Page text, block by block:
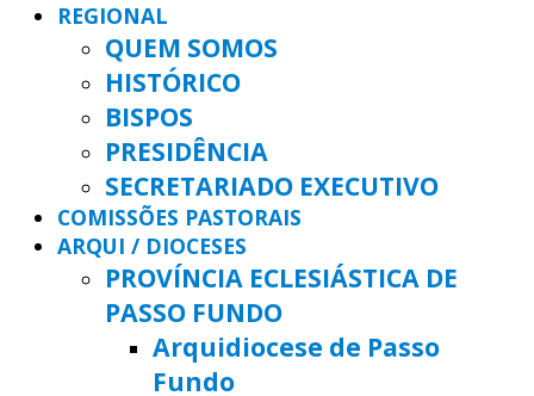
REGIONAL
QUEM SOMOS
HISTÓRICO
BISPOS
PRESIDÊNCIA
SECRETARIADO EXECUTIVO
COMISSÕES PASTORAIS
ARQUI / DIOCESES
PROVÍNCIA ECLESIÁSTICA DE
PASSO FUNDO
Arquidiocese de Passo
Fundo